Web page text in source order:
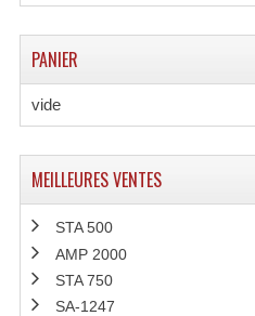
PANIER
vide
MEILLEURES VENTES
STA 500
AMP 2000
STA 750
SA-1247